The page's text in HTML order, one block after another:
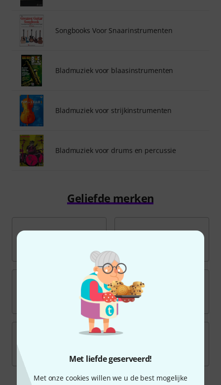
Met liefde geserveerd!
Met onze cookies willen we u de best mogelijke
Songbooks Voor Snaarinstrumenten
Bladmuziek voor blaasinstrumenten
Bladmuziek voor strijkinstrumenten
Bladmuziek voor drums en percussie
Geliefde merken